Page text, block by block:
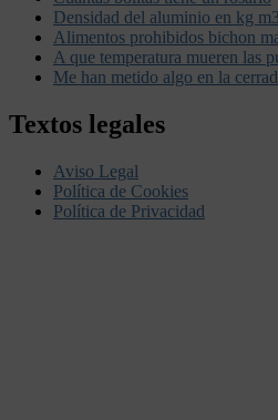
Densidad del aluminio en kg m3
Alimentos prohibidos bichon
A que temperatura mueren las
Me han metido algo en la
Textos legales
Aviso Legal
Política de Cookies
Política de Privacidad